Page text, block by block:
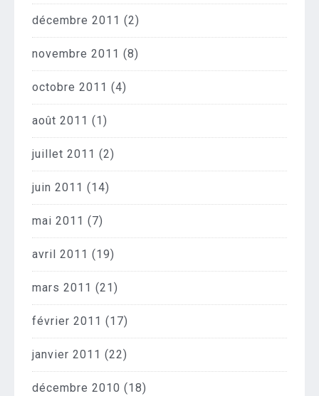
décembre 2011 (2)
novembre 2011 (8)
octobre 2011 (4)
août 2011 (1)
juillet 2011 (2)
juin 2011 (14)
mai 2011 (7)
avril 2011 (19)
mars 2011 (21)
février 2011 (17)
janvier 2011 (22)
décembre 2010 (18)